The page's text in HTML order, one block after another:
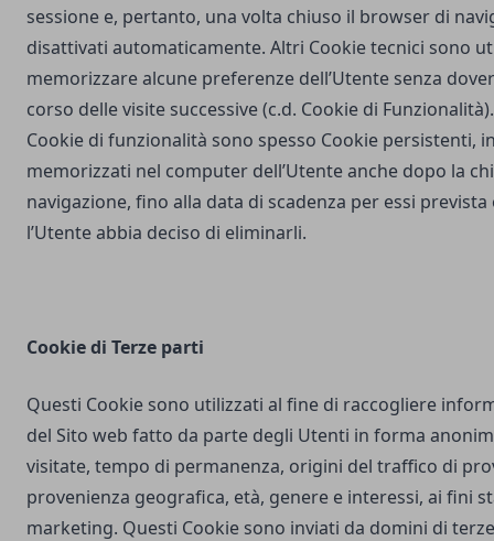
sessione e, pertanto, una volta chiuso il browser di
disattivati automaticamente. Altri Cookie tecnici sono
memorizzare alcune preferenze dell’Utente senza
corso delle visite successive (c.d. Cookie di
Cookie di funzionalità sono spesso Cookie persistenti,
memorizzati nel computer dell’Utente anche dopo la
navigazione, fino alla data di scadenza per essi
l’Utente abbia deciso di eliminarli.
Cookie di Terze parti
Questi Cookie sono utilizzati al fine di raccogliere
del Sito web fatto da parte degli Utenti in forma
visitate, tempo di permanenza, origini del traffico di
provenienza geografica, età, genere e interessi, ai fini
marketing. Questi Cookie sono inviati da domini di